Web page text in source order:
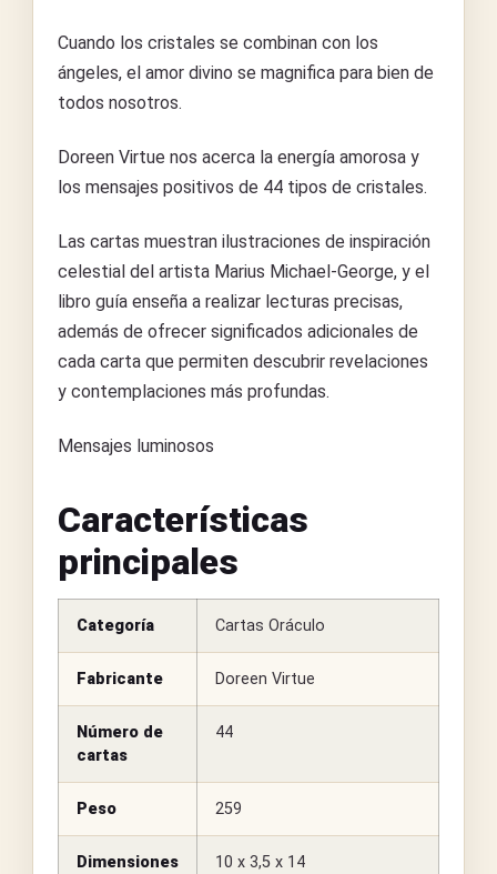
Cuando los cristales se combinan con los
ángeles, el amor divino se magnifica para bien de
todos nosotros.
Doreen Virtue nos acerca la energía amorosa y
los mensajes positivos de 44 tipos de cristales.
Las cartas muestran ilustraciones de inspiración
celestial del artista Marius Michael-George, y el
libro guía enseña a realizar lecturas precisas,
además de ofrecer significados adicionales de
cada carta que permiten descubrir revelaciones
y contemplaciones más profundas.
Mensajes luminosos
Características
principales
Categoría Cartas Oráculo
Fabricante Doreen Virtue
Número de
cartas
44
Peso 259
Dimensiones 10 x 3,5 x 14